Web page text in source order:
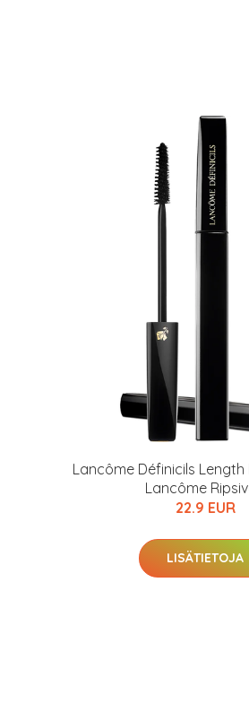
Lancôme Définicils Length
Lancôme
22.9 EUR
LISÄTIETOJA